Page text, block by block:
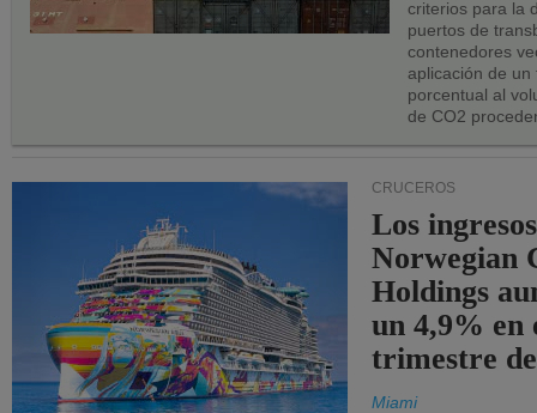
criterios para la
puertos de
contenedores
aplicación de
porcentual al
de CO2
CRUCEROS
Los
Norwegian
Holdings
un 4,9% en
trimestre
Miami